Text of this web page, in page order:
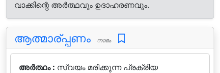
വാക്കിന്റെ അർത്ഥവും ഉദാഹരണവും.
ആത്മാര്പ്പണം നാമം
അർത്ഥം : സ്വയം മരിക്കുന്ന പ്രക്രിയ